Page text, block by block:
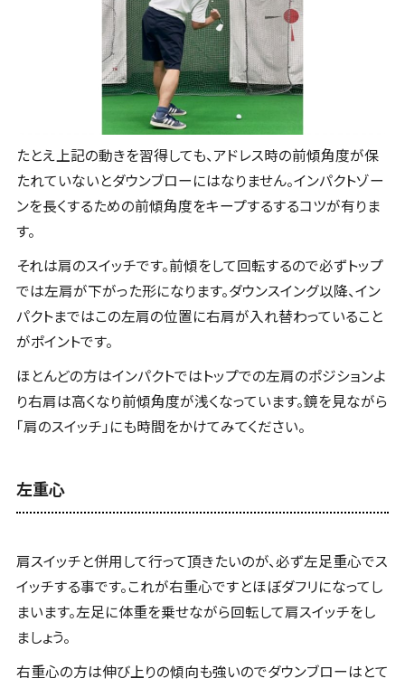
たとえ上記の動きを習得しても、アドレス時の前傾角度が保
たれていないとダウンブローにはなりません。インパクトゾー
ンを長くするための前傾角度をキープするするコツが有りま
す。
それは肩のスイッチです。前傾をして回転するので必ずトップ
では左肩が下がった形になります。ダウンスイング以降、イン
パクトまではこの左肩の位置に右肩が入れ替わっていること
がポイントです。
ほとんどの方はインパクトではトップでの左肩のポジションよ
り右肩は高くなり前傾角度が浅くなっています。鏡を見ながら
「肩のスイッチ」にも時間をかけてみてください。
左重心
肩スイッチと併用して行って頂きたいのが、必ず左足重心でス
イッチする事です。これが右重心ですとほぼダフリになってし
まいます。左足に体重を乗せながら回転して肩スイッチをし
ましょう。
右重心の方は伸び上りの傾向も強いのでダウンブローはとて